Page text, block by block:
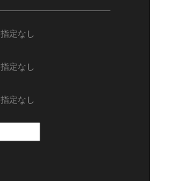
指定なし
指定なし
指定なし